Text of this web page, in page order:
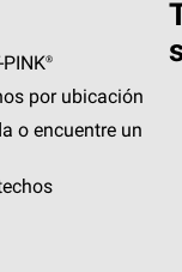
-PINK®
por ubicación
o encuentre un